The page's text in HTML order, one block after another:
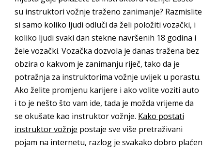
su instruktori vožnje traženo zanimanje? Razmislite
si samo koliko ljudi odluči da želi položiti vozački, i
koliko ljudi svaki dan stekne navršenih 18 godina i
žele vozački. Vozačka dozvola je danas tražena bez
obzira o kakvom je zanimanju riječ, tako da je
potražnja za instruktorima vožnje uvijek u porastu.
Ako želite promjenu karijere i ako volite voziti auto
i to je nešto što vam ide, tada je možda vrijeme da
se okušate kao instruktor vožnje. Kako postati
instruktor vožnje postaje sve više pretraživani
pojam na internetu, razlog je svakako dobro plaćen